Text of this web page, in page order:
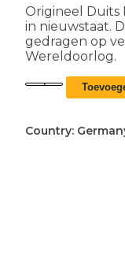
Origineel Duits
in nieuwstaat.
gedragen op
Wereldoorlog.
Duitse
pet
Country: